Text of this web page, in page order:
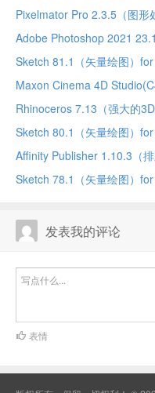
Pixelmator Pro 2.3.5（图形
Sketch 81.1（矢量绘图）
Maxon Cinema 4D
Rhinoceros 7.13（强大的
Sketch 80.1（矢量绘图）
Affinity Publisher 1.10.3（
Sketch 78.1（矢量绘图）
发表我的评论
表情